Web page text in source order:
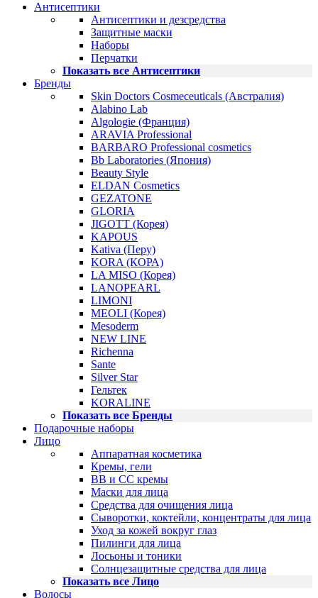
Антисептики
Антисептики и дезсредства
Защитные маски
Наборы
Перчатки
Показать все Антисептики
Бренды
Skin Doctors Cosmeceuticals (Австралия)
Alabino Lab
Algologie (Франция)
ARAVIA Professional
BARBARO Professional cosmetics
Bb Laboratories (Япония)
Beauty Style
ELDAN Cosmetics
GEZATONE
GLORIA
JIGOTT (Корея)
KAPOUS
Kativa (Перу)
KORA (КОРА)
LA MISO (Корея)
LANOPEARL
LIMONI
MEOLI (Корея)
Mesoderm
NEW LINE
Richenna
Sante
Silver Star
Гельтек
KORALINE
Показать все Бренды
Подарочные наборы
Лицо
Аппаратная косметика
Кремы, гели
BB и CC кремы
Маски для лица
Средства для очищения лица
Сыворотки, коктейли, концентраты для лица
Уход за кожей вокруг глаз
Пилинги для лица
Лосьоны и тоники
Солнцезащитные средства для лица
Показать все Лицо
Волосы